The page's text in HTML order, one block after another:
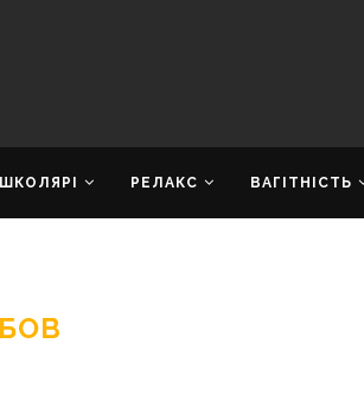
ШКОЛЯРІ РЕЛАКС ВАГІТНІСТЬ